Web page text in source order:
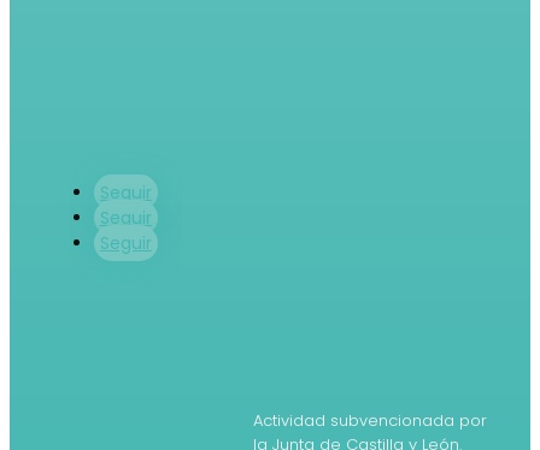
Actividad subvencionada por
la Junta de Castilla y León.
Seguir
Seguir
Seguir